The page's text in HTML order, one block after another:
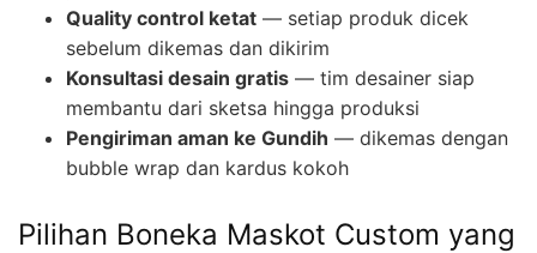
Quality control ketat — setiap produk dicek
sebelum dikemas dan dikirim
Konsultasi desain gratis — tim desainer siap
membantu dari sketsa hingga produksi
Pengiriman aman ke Gundih — dikemas dengan
bubble wrap dan kardus kokoh
Pilihan Boneka Maskot Custom yang